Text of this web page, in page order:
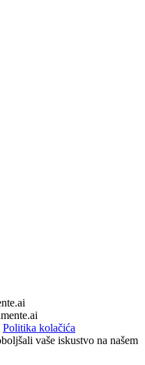
Politika kolačića
vaše iskustvo na našem